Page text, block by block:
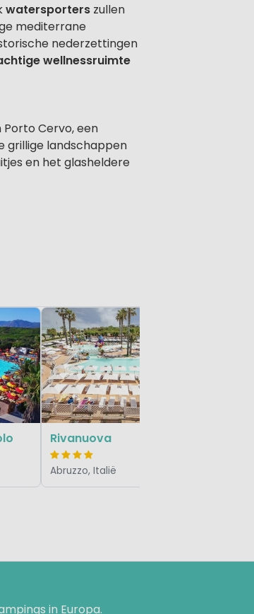
watersporters zullen
mediterrane
nederzettingen
wellnessruimte
Cervo, een
grillige landschappen
en het glasheldere
Rivanuova
Abruzzo, Italië
in Europa.